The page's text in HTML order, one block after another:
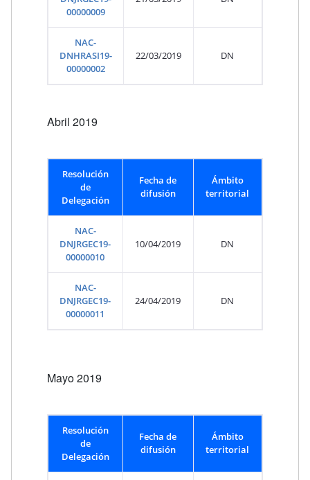
00000009
NAC-
DNHRASI19-
00000002
22/03/2019 DN
Abril 2019
Resolución
de
Delegación
Fecha de
difusión
Ámbito
territorial
NAC-
DNJRGEC19-
00000010
10/04/2019 DN
NAC-
DNJRGEC19-
00000011
24/04/2019 DN
Mayo 2019
Resolución
de
Delegación
Fecha de
difusión
Ámbito
territorial